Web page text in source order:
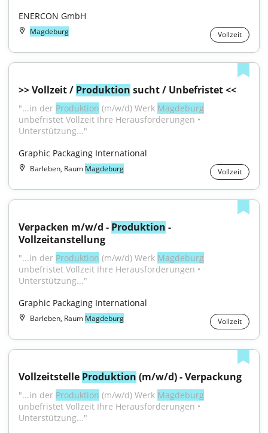
ENERCON GmbH
Magdeburg Vollzeit
>> Vollzeit / Produktion sucht / Unbefristet <<
"...in der Produktion (m/w/d) Werk Magdeburg
unbefristet Vollzeit Ihre Herausforderungen •
Unterstützung..."
Graphic Packaging International
Barleben, Raum Magdeburg Vollzeit
Verpacken m/w/d - Produktion -
Vollzeitanstellung
"...in der Produktion (m/w/d) Werk Magdeburg
unbefristet Vollzeit Ihre Herausforderungen •
Unterstützung..."
Graphic Packaging International
Barleben, Raum Magdeburg Vollzeit
Vollzeitstelle Produktion (m/w/d) - Verpackung
"...in der Produktion (m/w/d) Werk Magdeburg
unbefristet Vollzeit Ihre Herausforderungen •
Unterstützung..."